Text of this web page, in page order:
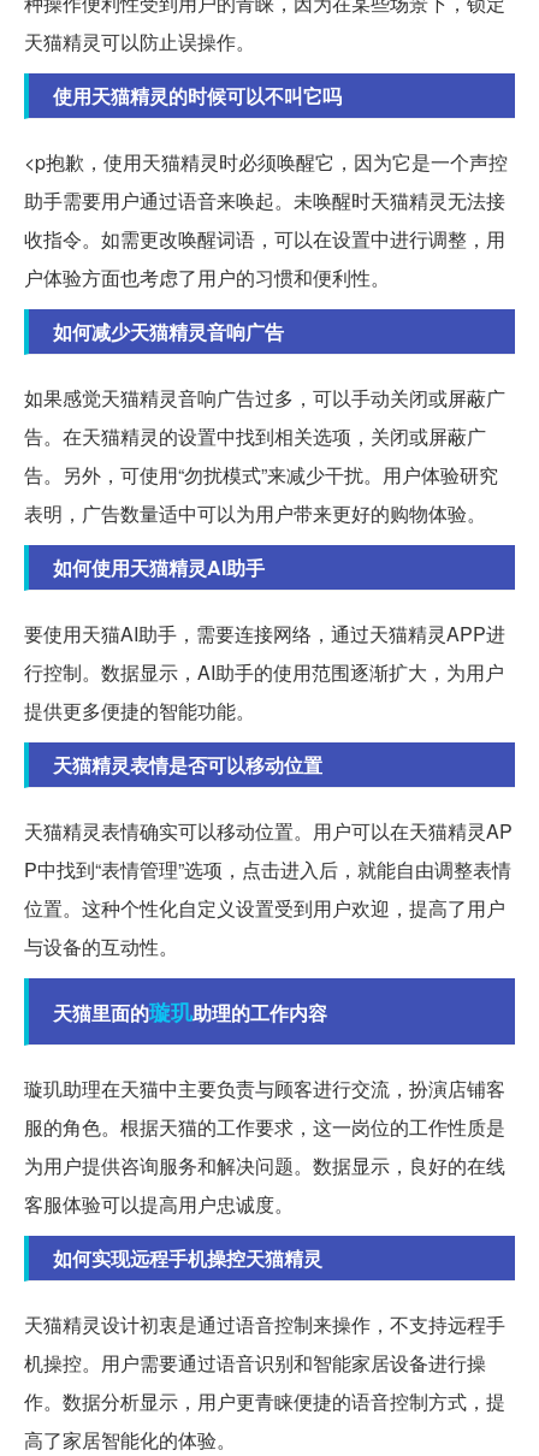
天猫精灵可以防止误操作。
使用天猫精灵的时候可以不叫它吗
<p抱歉，使用天猫精灵时必须唤醒它，因为它是一个声控
助手需要用户通过语音来唤起。未唤醒时天猫精灵无法接
收指令。如需更改唤醒词语，可以在设置中进行调整，用
户体验方面也考虑了用户的习惯和便利性。
如何减少天猫精灵音响广告
如果感觉天猫精灵音响广告过多，可以手动关闭或屏蔽广
告。在天猫精灵的设置中找到相关选项，关闭或屏蔽广
告。另外，可使用“勿扰模式”来减少干扰。用户体验研究
表明，广告数量适中可以为用户带来更好的购物体验。
如何使用天猫精灵AI助手
要使用天猫AI助手，需要连接网络，通过天猫精灵APP进
行控制。数据显示，AI助手的使用范围逐渐扩大，为用户
提供更多便捷的智能功能。
天猫精灵表情是否可以移动位置
天猫精灵表情确实可以移动位置。用户可以在天猫精灵AP
P中找到“表情管理”选项，点击进入后，就能自由调整表情
位置。这种个性化自定义设置受到用户欢迎，提高了用户
与设备的互动性。
天猫里面的璇玑助理的工作内容
璇玑助理在天猫中主要负责与顾客进行交流，扮演店铺客
服的角色。根据天猫的工作要求，这一岗位的工作性质是
为用户提供咨询服务和解决问题。数据显示，良好的在线
客服体验可以提高用户忠诚度。
如何实现远程手机操控天猫精灵
天猫精灵设计初衷是通过语音控制来操作，不支持远程手
机操控。用户需要通过语音识别和智能家居设备进行操
作。数据分析显示，用户更青睐便捷的语音控制方式，提
高了家居智能化的体验。